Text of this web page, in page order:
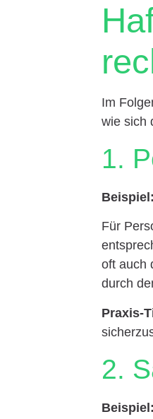
Im
wie sich
1.
Beispiel:
Für
oft auch
durch
Praxis-
2.
Beispiel: